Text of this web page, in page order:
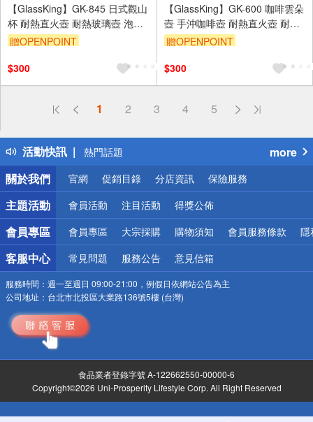
【GlassKing】GK-845 日式觀山
杯 耐熱直火壺 耐熱玻璃壺 泡茶
壺 木把茶壺 個人杯 三件杯
贈OPENPOINT
$300
【GlassKing】GK-600 咖啡雲朵
壺 手沖咖啡壺 耐熱直火壺 耐熱
玻璃壺 泡茶壺 分享壺 下接壺
贈OPENPOINT
$300
1 2 3 4 5
活動快訊
偏遠地區配送
得獎公告
熱門話題
銀行優惠
偏遠地區配送
詐騙網頁！請小心！
more
關於我們
官網 促銷目錄 分店資訊 保險服務
主題活動 會員活動 注目活動 得獎公佈
會員專區 會員專區 大宗採購 購物須知 會員服務條款 隱
客服中心 常見問題 服務公告 意見信箱
服務時間： 週一至週日 09:00-21:00，例假日依網站公告為主
公司地址： 台北市北投區大業路136號5樓 (台灣)
食品業者登錄字號 A-122662550-00000-6
Copyright©2026 Uni-Prosperity Lifestyle Corp. All Right Reserved